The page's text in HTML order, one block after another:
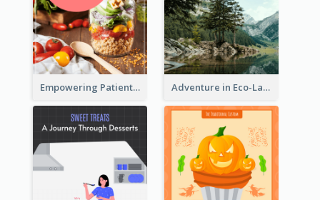
Empowering Patients through Health Literacy Adventure in Eco-Land